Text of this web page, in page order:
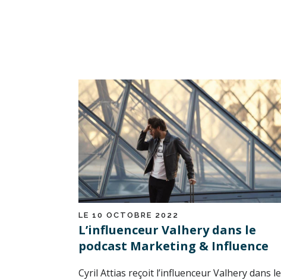
LE 10 OCTOBRE 2022
L’influenceur Valhery dans le
podcast Marketing & Influence
Cyril Attias reçoit l’influenceur Valhery dans le